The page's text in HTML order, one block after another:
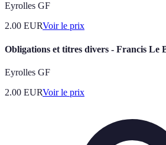
Eyrolles GF
2.00 EURVoir le prix
Obligations et titres divers - Francis Le
Eyrolles GF
2.00 EURVoir le prix